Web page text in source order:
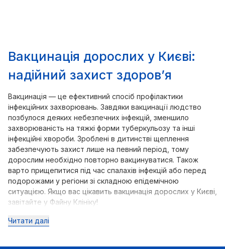
Вакцинація дорослих у Києві:
надійний захист здоров’я
Вакцинація — це ефективний спосіб профілактики
інфекційних захворювань. Завдяки вакцинації людство
позбулося деяких небезпечних інфекцій, зменшило
захворюваність на тяжкі форми туберкульозу та інші
інфекційні хвороби. Зроблені в дитинстві щеплення
забезпечують захист лише на певний період, тому
дорослим необхідно повторно вакцинуватися. Також
варто прищепитися під час спалахів інфекцій або перед
подорожами у регіони зі складною епідемічною
ситуацією. Якщо вас цікавить вакцинація дорослих у Києві,
завітайте у Файну Клініку!
Читати далі